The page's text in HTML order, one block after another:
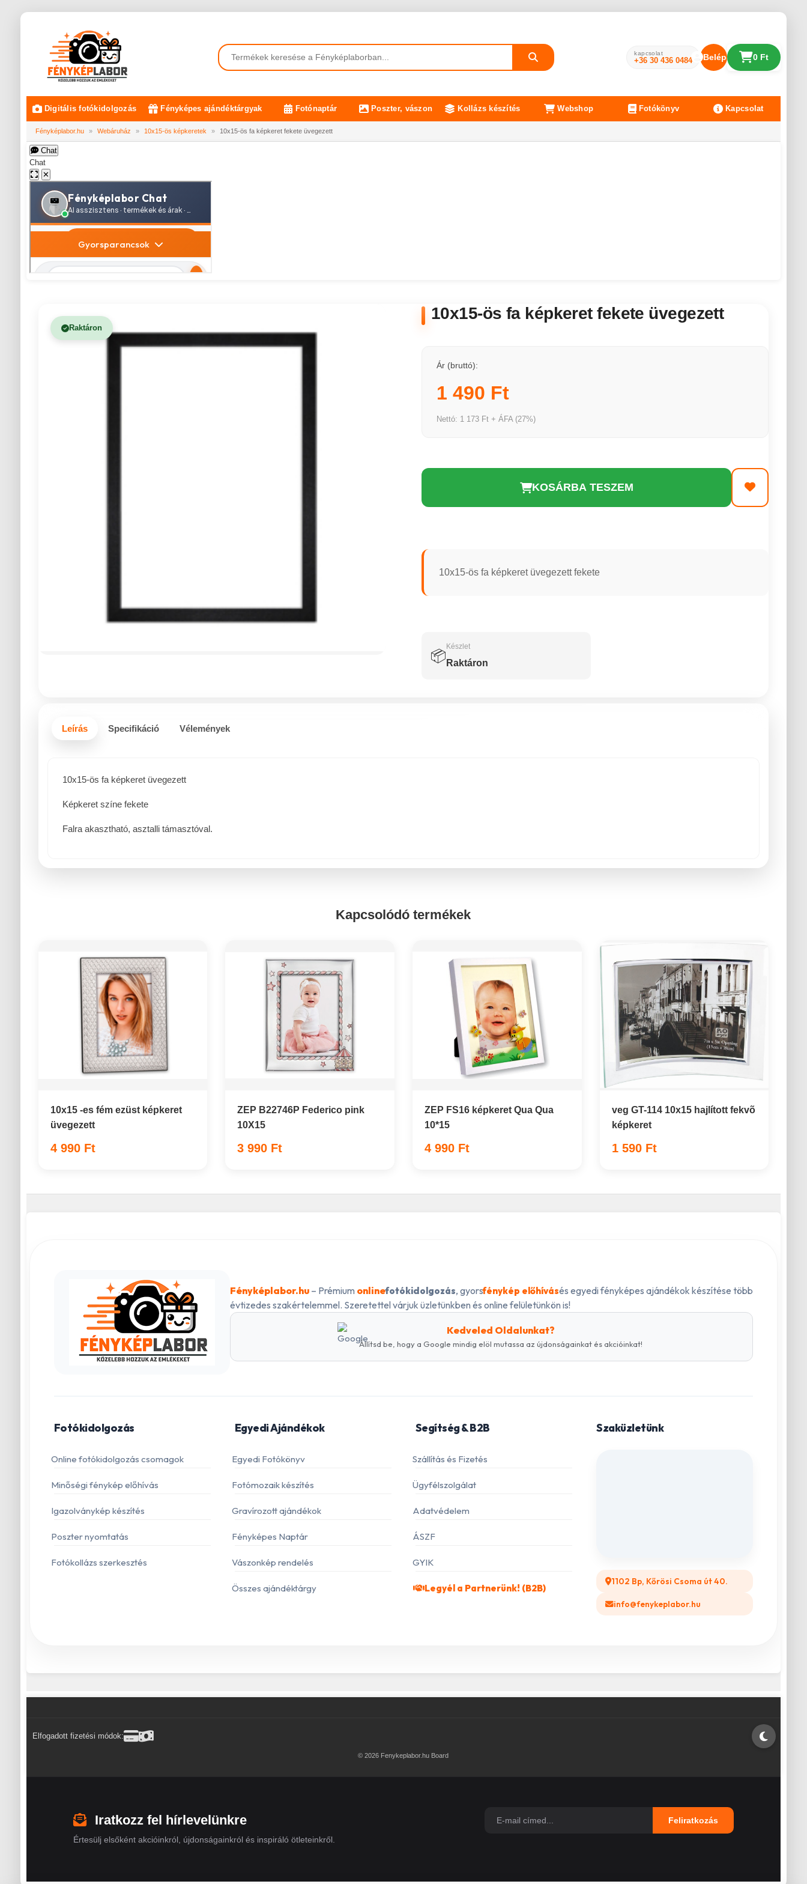
kapcsolat
+36 30 436 0484 Belépés 0 Ft
Digitális fotókidolgozás Fényképes ajándéktárgyak Fotónaptár Poszter, vászon Kollázs készítés Webshop Fotókönyv Kapcsolat
Fényképlabor.hu » Webáruház » 10x15-ös képkeretek » 10x15-ös fa képkeret fekete üvegezett
Chat
Chat
✕
Raktáron
10x15-ös fa képkeret fekete üvegezett
Ár (bruttó):
1 490 Ft
Nettó: 1 173 Ft + ÁFA (27%)
KOSÁRBA TESZEM
10x15-ös fa képkeret üvegezett fekete
📦
Készlet
Raktáron
Leírás Specifikáció Vélemények
10x15-ös fa képkeret üvegezett
Képkeret színe fekete
Falra akasztható, asztalli támasztóval.
Kapcsolódó termékek
10x15 -es fém ezüst képkeret
üvegezett
4 990 Ft
ZEP B22746P Federico pink
10X15
3 990 Ft
ZEP FS16 képkeret Qua Qua
10*15
4 990 Ft
veg GT-114 10x15 hajlított fekvõ
képkeret
1 590 Ft
Fényképlabor.hu– Prémium onlinefotókidolgozás, gyorsfénykép előhívásés egyedi fényképes ajándékok készítése több
évtizedes szakértelemmel. Szeretettel várjuk üzletünkben és online felületünkön is!
Kedveled Oldalunkat?
Állítsd be, hogy a Google mindig elöl mutassa az újdonságainkat és akcióinkat!
Fotókidolgozás
Online fotókidolgozás csomagok
Minőségi fénykép előhívás
Igazolványkép készítés
Poszter nyomtatás
Fotókollázs szerkesztés
Egyedi Ajándékok
Egyedi Fotókönyv
Fotómozaik készítés
Gravírozott ajándékok
Fényképes Naptár
Vászonkép rendelés
Összes ajándéktárgy
Segítség & B2B
Szállítás és Fizetés
Ügyfélszolgálat
Adatvédelem
ÁSZF
GYIK
Legyél a Partnerünk! (B2B)
Szaküzletünk
1102 Bp, Kőrösi Csoma út 40.
info@fenykeplabor.hu
Elfogadott fizetési módok:
© 2026 Fenykeplabor.hu Board
Iratkozz fel hírlevelünkre
Értesülj elsőként akcióinkról, újdonságainkról és inspiráló ötleteinkről.
Feliratkozás